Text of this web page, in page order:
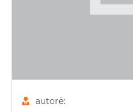
autorë: